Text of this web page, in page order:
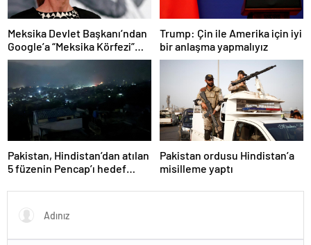
Meksika Devlet Başkanı’ndan
Google’a “Meksika Körfezi”
davası
Trump: Çin ile Amerika için iyi
bir anlaşma yapmalıyız
Pakistan, Hindistan’dan atılan
5 füzenin Pencap’ı hedef
Pakistan ordusu Hindistan’a
misilleme yaptı